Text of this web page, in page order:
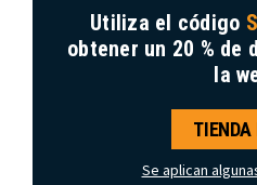
Utiliza el código
obtener un 20 % de
la
TIENDA
Se aplican